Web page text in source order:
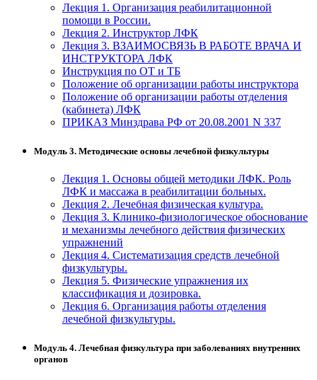
Лекция 1. Организация реабилитационной
помощи в России.
Лекция 2. Инструктор ЛФК
Лекция 3. ВЗАИМОСВЯЗЬ В РАБОТЕ ВРАЧА И
ИНСТРУКТОРА ЛФК
Инструкция по ОТ и ТБ
Положение об организации работы инструктора
Положение об организации работы отделения
(кабинета) ЛФК
ПРИКАЗ Минздрава РФ от 20.08.2001 N 337
Модуль 3. Методические основы лечебной физкультуры
Лекция 1. Основы общей методики ЛФК. Роль
ЛФК и массажа в реабилитации больных.
Лекция 2. Лечебная физическая культура.
Лекция 3. Клинико-физиологическое обоснование
и механизмы лечебного действия физических
упражнений
Лекция 4. Систематизация средств лечебной
физкультуры.
Лекция 5. Физические упражнения их
классификация и дозировка.
Лекция 6. Организация работы отделения
лечебной физкультуры.
Модуль 4. Лечебная физкультура при заболеваниях внутренних
органов